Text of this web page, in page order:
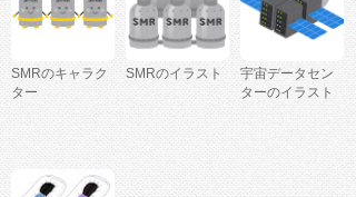
SMRのキャラク
ター
SMRのイラスト
宇宙データセン
ターのイラスト